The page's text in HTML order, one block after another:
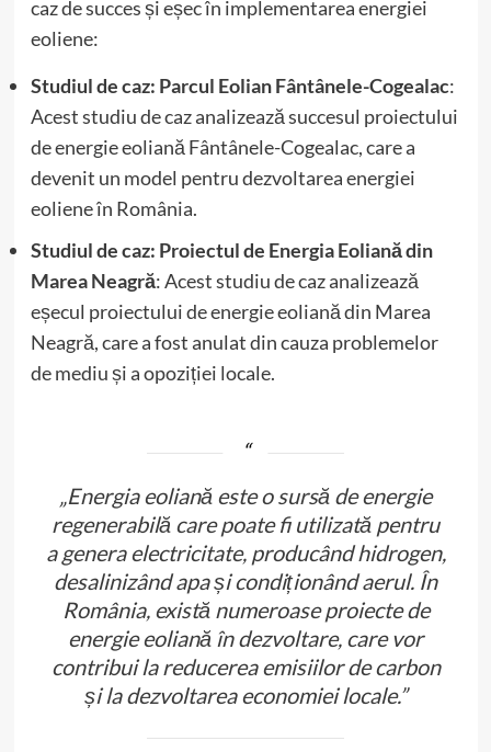
caz de succes și eșec în implementarea energiei
eoliene:
Studiul de caz: Parcul Eolian Fântânele-Cogealac:
Acest studiu de caz analizează succesul proiectului
de energie eoliană Fântânele-Cogealac, care a
devenit un model pentru dezvoltarea energiei
eoliene în România.
Studiul de caz: Proiectul de Energia Eoliană din
Marea Neagră: Acest studiu de caz analizează
eșecul proiectului de energie eoliană din Marea
Neagră, care a fost anulat din cauza problemelor
de mediu și a opoziției locale.
„Energia eoliană este o sursă de energie
regenerabilă care poate fi utilizată pentru
a genera electricitate, producând hidrogen,
desalinizând apa și condiționând aerul. În
România, există numeroase proiecte de
energie eoliană în dezvoltare, care vor
contribui la reducerea emisiilor de carbon
și la dezvoltarea economiei locale.”